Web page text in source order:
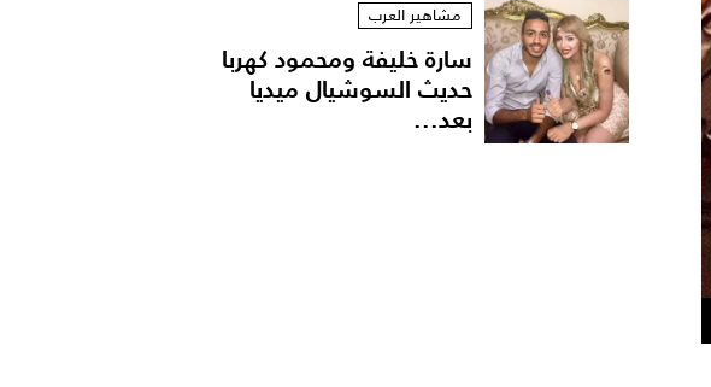
مشاهير العرب
سارة خليفة ومحمود كهربا
حديث السوشيال ميديا
بعد...